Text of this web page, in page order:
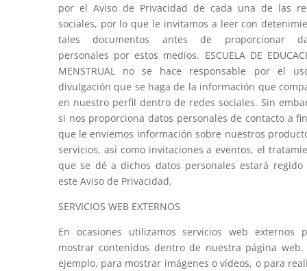
por el Aviso de Privacidad de cada una de las
sociales, por lo que le invitamos a leer con
tales documentos antes de proporcionar
personales por estos medios. ESCUELA DE
MENSTRUAL no se hace responsable por el
divulgación que se haga de la información que
en nuestro perfil dentro de redes sociales. Sin
si nos proporciona datos personales de contacto a
que le enviemos información sobre nuestros
servicios, así como invitaciones a eventos, el
que se dé a dichos datos personales estará regido
este Aviso de Privacidad.
SERVICIOS WEB EXTERNOS
En ocasiones utilizamos servicios web externos
mostrar contenidos dentro de nuestra página web.
ejemplo, para mostrar imágenes o vídeos, o para